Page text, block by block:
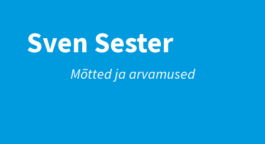
Sven Sester
Mõtted ja arvamused